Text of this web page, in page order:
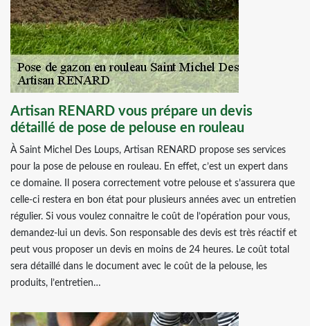
Artisan RENARD vous prépare un devis
détaillé de pose de pelouse en rouleau
À Saint Michel Des Loups, Artisan RENARD propose ses services
pour la pose de pelouse en rouleau. En effet, c’est un expert dans
ce domaine. Il posera correctement votre pelouse et s’assurera que
celle-ci restera en bon état pour plusieurs années avec un entretien
régulier. Si vous voulez connaitre le coût de l’opération pour vous,
demandez-lui un devis. Son responsable des devis est très réactif et
peut vous proposer un devis en moins de 24 heures. Le coût total
sera détaillé dans le document avec le coût de la pelouse, les
produits, l’entretien…